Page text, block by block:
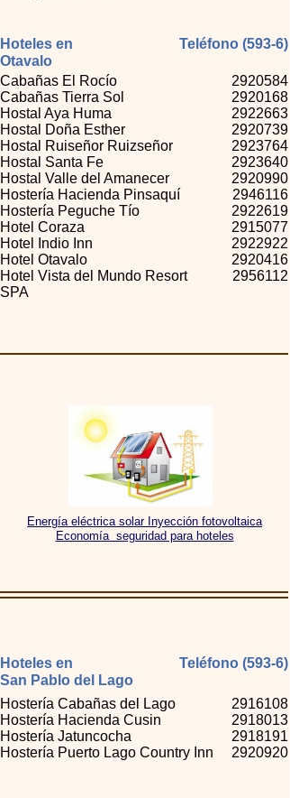
Hoteles en
Otavalo
Hoteles en
San Pablo del Lago
Cabañas El Rocío
Cabañas Tierra Sol
Hostal Aya Huma
Hostal Doña Esther
Hostal Ruiseñor Ruizseñor
Hostal Santa Fe
Hostal Valle del Amanecer
Hostería Hacienda Pinsaquí
Hostería Peguche Tío
Hotel Coraza
Hotel Indio Inn
Hotel Otavalo
Hotel Vista del Mundo Resort
SPA
2916108
2918013
2918191
2920920
Hostería Cabañas del Lago
Hostería Hacienda Cusin
Hostería Jatuncocha
Hostería Puerto Lago Country Inn
2920584
2920168
2922663
2920739
2923764
2923640
2920990
2946116
2922619
2915077
2922922
2920416
2956112
Teléfono (593-6)
Teléfono (593-6)
Energía eléctrica solar Inyección fotovoltaica
Economía seguridad para hoteles